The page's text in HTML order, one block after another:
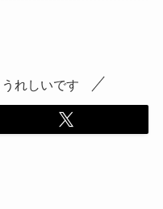
れしいです